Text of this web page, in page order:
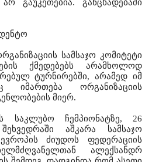
გაუკეთებია. განცხადებაში
სამსაჯო კომიტეტი
ქმედებებს არამხოლოდ
ტურნირებში, არამედ იმ
იმართება ორგანიზაციის
მიერ.
საკლუბო ჩემპიონატზე, 26
აშკარა სამსაჯო
ძიუდოს ფედერაციის
ალექსანდრ